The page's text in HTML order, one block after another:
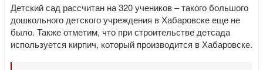
Детский сад рассчитан на 320 учеников – такого большого
дошкольного детского учреждения в Хабаровске еще не
было. Также отметим, что при строительстве детсада
используется кирпич, который производится в Хабаровске.